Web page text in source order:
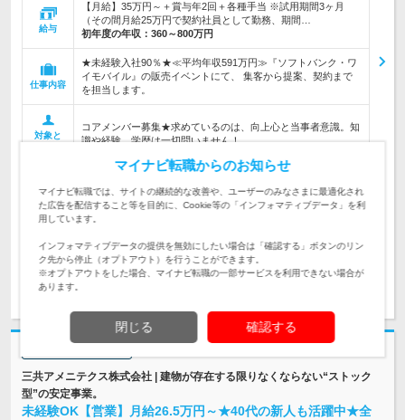
給与
【月給】35万円～＋賞与年2回＋各種手当 ※試用期間3ヶ月
（その間月給25万円で契約社員として勤務、期間…
初年度の年収： 360～800万円
仕事内容
★未経験入社90％★≪平均年収591万円≫『ソフトバンク・ワ
イモバイル』の販売イベントにて、 集客から提案、契約まで
を担当します。
対象と
コアメンバー募集★求めているのは、向上心と当事者意識。知
識や経験、学歴は一切問いません！
設立：2021年10月／本社所在地：千葉県
求人詳細を見る
三共アメニテクス株式会社 | 建物が存在する限りなくならない“ストック
型”の安定事業。
未経験OK【営業】月給26.5万円～★40代の新人も活躍中★全
マイナビ転職からのお知らせ
マイナビ転職では、サイトの継続的な改善や、ユーザーのみなさまに最適化され
た広告を配信すること等を目的に、Cookie等の「インフォマティブデータ」を利
用しています。
インフォマティブデータの提供を無効にしたい場合は「確認する」ボタンのリン
ク先から停止（オプトアウト）を行うことができます。
※オプトアウトをした場合、マイナビ転職の一部サービスを利用できない場合が
あります。
閉じる 確認する